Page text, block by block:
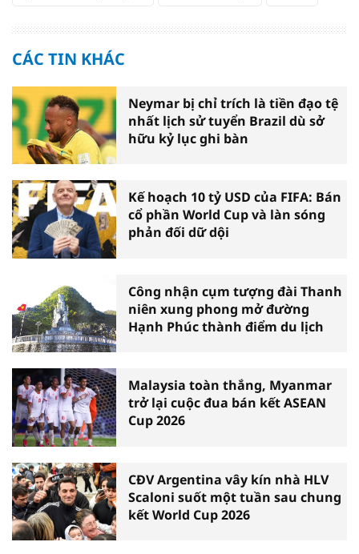
CÁC TIN KHÁC
Neymar bị chỉ trích là tiền đạo tệ
nhất lịch sử tuyển Brazil dù sở
hữu kỷ lục ghi bàn
Kế hoạch 10 tỷ USD của FIFA: Bán
cổ phần World Cup và làn sóng
phản đối dữ dội
Công nhận cụm tượng đài Thanh
niên xung phong mở đường
Hạnh Phúc thành điểm du lịch
Malaysia toàn thắng, Myanmar
trở lại cuộc đua bán kết ASEAN
Cup 2026
CĐV Argentina vây kín nhà HLV
Scaloni suốt một tuần sau chung
kết World Cup 2026